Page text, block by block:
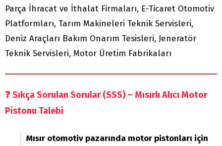
Parça İhracat ve İthalat Firmaları, E-Ticaret Otomotiv
Platformları, Tarım Makineleri Teknik Servisleri,
Deniz Araçları Bakım Onarım Tesisleri, Jeneratör
Teknik Servisleri, Motor Üretim Fabrikaları
❓Sıkça Sorulan Sorular (SSS) – Mısırlı Alıcı Motor
Pistonu Talebi
Mısır otomotiv pazarında motor pistonları için